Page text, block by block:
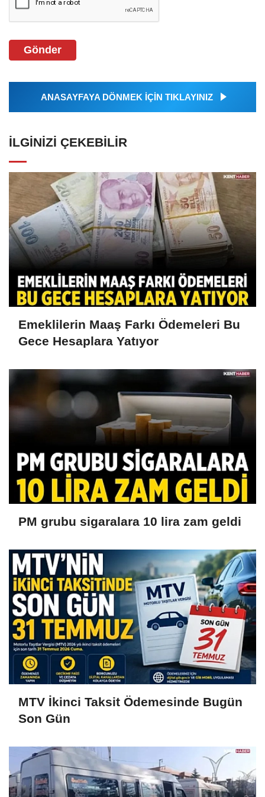
Gönder
ANASAYFAYA DÖNMEK İÇİN TIKLAYINIZ
İLGINIZI ÇEKEBILIR
Emeklilerin Maaş Farkı Ödemeleri Bu
Gece Hesaplara Yatıyor
PM grubu sigaralara 10 lira zam geldi
MTV İkinci Taksit Ödemesinde Bugün
Son Gün